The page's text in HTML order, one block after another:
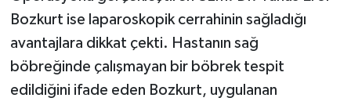
Bozkurt ise laparoskopik cerrahinin sağladığı
avantajlara dikkat çekti. Hastanın sağ
böbreğinde çalışmayan bir böbrek tespit
edildiğini ifade eden Bozkurt, uygulanan